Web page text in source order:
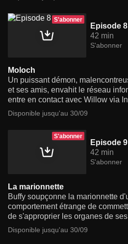
S'abonner
Episode 8
42 min
S'abonner
Moloch
Un puissant démon,
et ses amis, envahit le réseau
entre en contact avec Willow via
Disponible jusqu'au 30/09
S'abonner
Episode 9
42 min
S'abonner
La marionnette
Buffy soupçonne la marionnette
comportement étrange de
de s'approprier les organes de
Disponible jusqu'au 30/09